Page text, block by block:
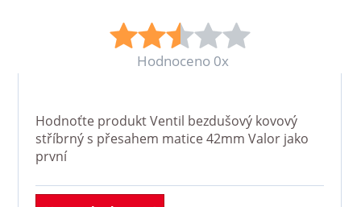
Hodnoceno 0x
Hodnoťte produktVentil bezdušový kovový
stříbrný s přesahem matice 42mm Valorjako
první